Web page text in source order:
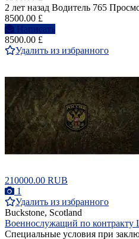
2 лет назад Водитель 765
8500.00 £
Написать
8500.00 £
Удалить из избранного
210000.00 RUB
1
Удалить из избранного
Buckstone, Scotland
Военнослужащий по
Специальные условия при